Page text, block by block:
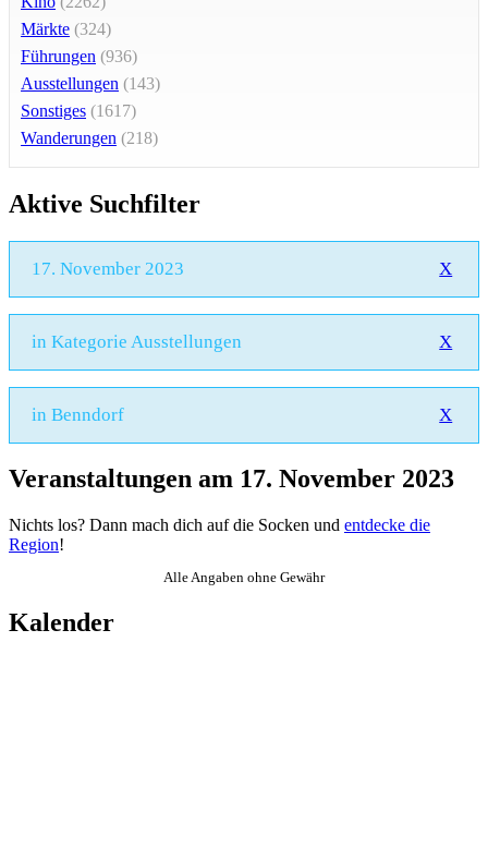
Märkte (324)
Führungen (936)
Ausstellungen (143)
Sonstiges (1617)
Wanderungen (218)
Aktive Suchfilter
17. November 2023 X
in Kategorie Ausstellungen X
in Benndorf X
Veranstaltungen am 17. November 2023
Nichts los? Dann mach dich auf die Socken und entdecke die
Region!
Alle Angaben ohne Gewähr
Kalender